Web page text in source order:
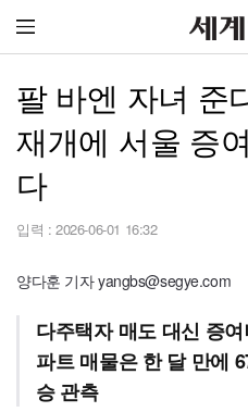
팔 바엔 자녀
재개에 서울 증
다
입력 : 2026-06-01 16:32
양다훈 기자 yangbs@segye.com
다주택자 매도 대신 증
파트 매물은 한 달 만에
승 관측